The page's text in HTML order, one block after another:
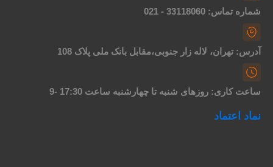
تماس: 33118060 - 021
تهران، لاله زار جنوبی،مقابل بانک ملی پلاک 108
کاری: روزهای شنبه تا چهارشنبه ساعت 17:30 -9
اعتماد